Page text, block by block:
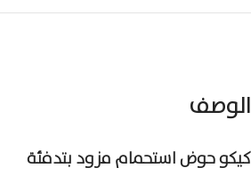
الوصف
كيكو حوض استحمام مزود بتدفئة